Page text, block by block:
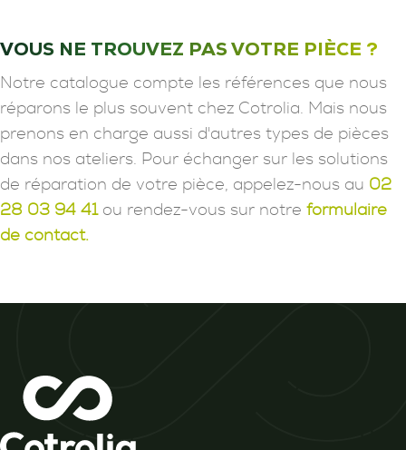
VOUS NE TROUVEZ PAS VOTRE PIÈCE ?
Notre catalogue compte les références que nous
réparons le plus souvent chez Cotrolia. Mais nous
prenons en charge aussi d'autres types de pièces
dans nos ateliers. Pour échanger sur les solutions
de réparation de votre pièce, appelez-nous au 02
28 03 94 41ou rendez-vous sur notre formulaire
de contact.